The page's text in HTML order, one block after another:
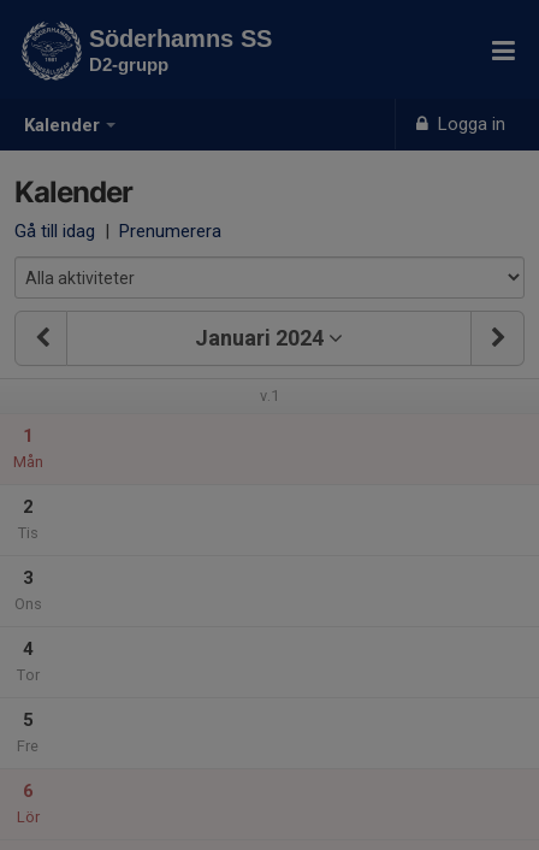
Kalender Logga in
Söderhamns SS
D2-grupp
Kalender
Gå till idag | Prenumerera
Januari 2024
v.1
1
Mån
2
Tis
3
Ons
4
Tor
5
Fre
6
Lör